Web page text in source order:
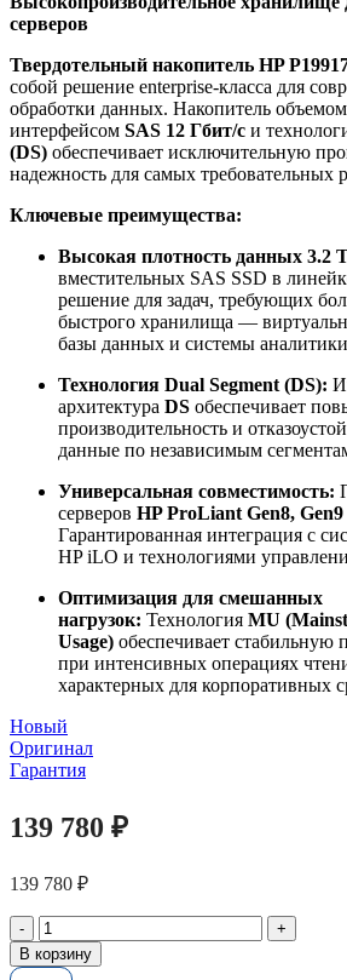
серверов
Твердотельный накопитель HP
собой решение enterprise-класса для
обработки данных. Накопитель объемом
интерфейсом SAS 12 Гбит/с и
(DS) обеспечивает исключительную
надежность для самых требовательных
Ключевые преимущества:
Высокая плотность данных 3.2
вместительных SAS SSD в
решение для задач, требующих
быстрого хранилища —
базы данных и системы
Технология Dual Segment (DS):
архитектура DS обеспечивает
производительность и
данные по независимым
Универсальная совместимость:
серверов HP ProLiant Gen8, Gen9
Гарантированная интеграция с
HP iLO и технологиями
Оптимизация для смешанных
нагрузок: Технология MU
Usage) обеспечивает стабильную
при интенсивных операциях
характерных для корпоративных
Новый
Оригинал
Гарантия
139 780 ₽
139 780 ₽
Количество
товара
Жесткий
В корзину